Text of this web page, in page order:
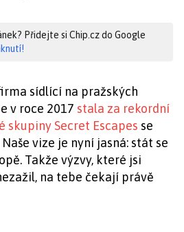
Přidejte si Chip.cz do Google
sídlící na pražských
v roce 2017 stala za rekordní
skupiny Secret Escapes se
vize je nyní jasná: stát se
Takže výzvy, které jsi
na tebe čekají právě